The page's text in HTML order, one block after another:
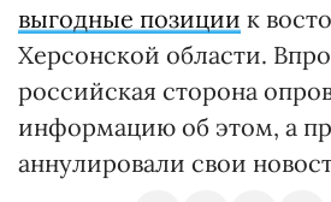
выгодные позиции к
Херсонской области.
российская сторона
информацию об этом, а
аннулировали свои